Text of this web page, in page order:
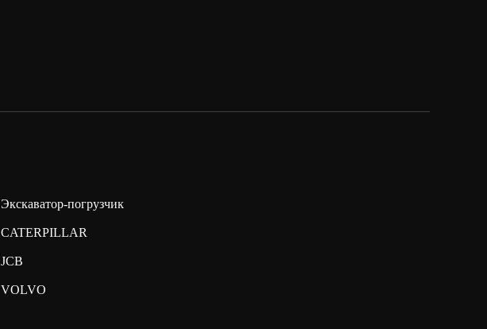
Экскаватор-погрузчик
CATERPILLAR
JCB
VOLVO